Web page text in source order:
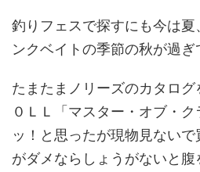
釣りフェスで探すにも今は夏
ンクベイトの季節の秋が過
たまたまノリーズのカタログ
０ＬＬ「マスター・オブ・
ッ！と思ったが現物見ない
がダメならしょうがないと腹